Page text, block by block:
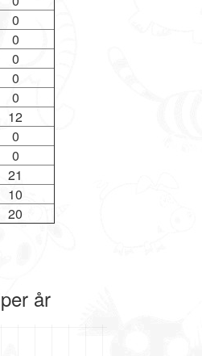
0
0
0
0
0
12
0
0
21
10
20
år